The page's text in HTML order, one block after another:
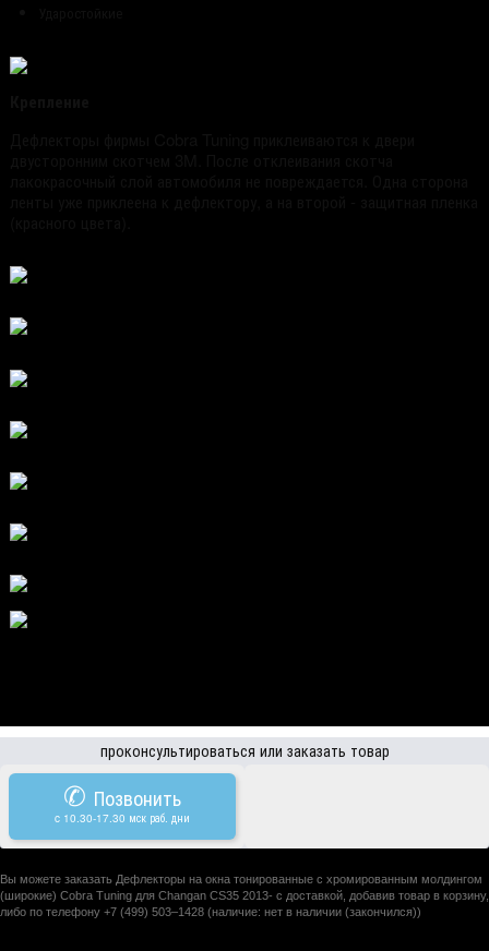
проконсультироваться или заказать товар
✆ Позвонить
c 10.30-17.30 мск раб. дни
Вы можете заказать Дефлекторы на окна тонированные с хромированным молдингом
(широкие) Cobra Tuning для Changan CS35 2013- с доставкой, добавив товар в корзину,
либо по телефону +7 (499) 503–1428 (наличие: нет в наличии (закончился))